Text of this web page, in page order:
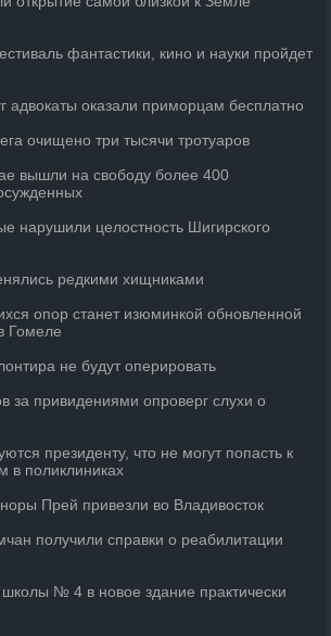
фантастики, кино и науки пройдет
адвокаты оказали приморцам бесплатно
очищено три тысячи тротуаров
вышли на свободу более 400
нарушили целостность Шигирского
редкими хищниками
опор станет изюминкой обновленной
Гомеле
не будут оперировать
за привидениями опроверг слухи о
президенту, что не могут попасть к
в поликлиниках
Прей привезли во Владивосток
получили справки о реабилитации
школы № 4 в новое здание практически